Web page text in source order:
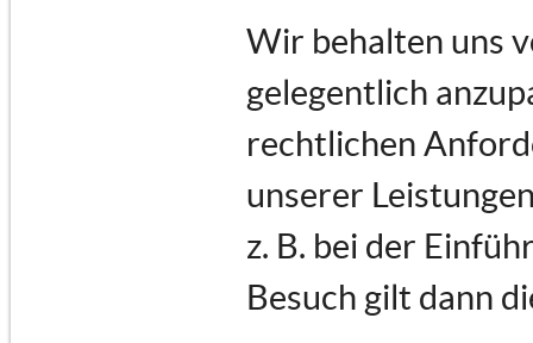
Wir behalten uns
gelegentlich
rechtlichen
unserer
z. B. bei der
Besuch gilt dann